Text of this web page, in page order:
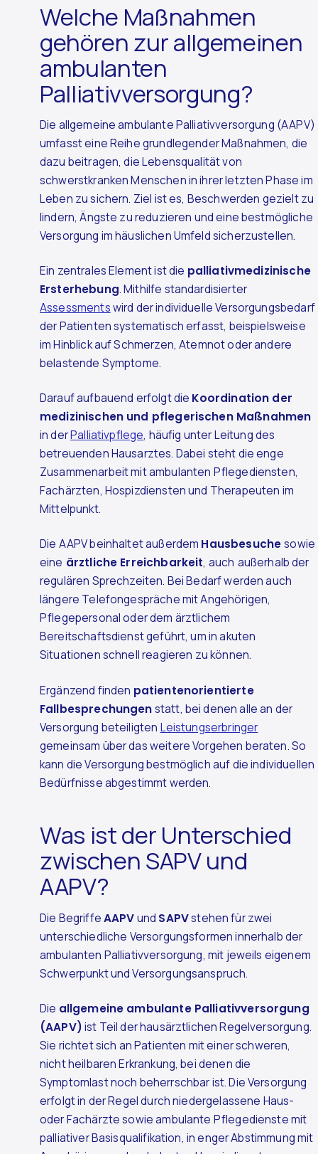
Welche Maßnahmen
gehören zur allgemeinen
ambulanten
Palliativversorgung?
Die allgemeine ambulante Palliativversorgung (AAPV)
umfasst eine Reihe grundlegender Maßnahmen, die
dazu beitragen, die Lebensqualität von
schwerstkranken Menschen in ihrer letzten Phase im
Leben zu sichern. Ziel ist es, Beschwerden gezielt zu
lindern, Ängste zu reduzieren und eine bestmögliche
Versorgung im häuslichen Umfeld sicherzustellen.
Ein zentrales Element ist die palliativmedizinische
Ersterhebung. Mithilfe standardisierter
Assessmentswird der individuelle Versorgungsbedarf
der Patienten systematisch erfasst, beispielsweise
im Hinblick auf Schmerzen, Atemnot oder andere
belastende Symptome.
Darauf aufbauend erfolgt die Koordination der
medizinischen und pflegerischen Maßnahmen
in derPalliativpflege, häufig unter Leitung des
betreuenden Hausarztes. Dabei steht die enge
Zusammenarbeit mit ambulanten Pflegediensten,
Fachärzten, Hospizdiensten und Therapeuten im
Mittelpunkt.
Die AAPV beinhaltet außerdem Hausbesuchesowie
eine ärztliche Erreichbarkeit, auch außerhalb der
regulären Sprechzeiten. Bei Bedarf werden auch
längere Telefongespräche mit Angehörigen,
Pflegepersonal oder dem ärztlichem
Bereitschaftsdienst geführt, um in akuten
Situationen schnell reagieren zu können.
Ergänzend finden patientenorientierte
Fallbesprechungenstatt, bei denen alle an der
Versorgung beteiligten Leistungserbringer
gemeinsam über das weitere Vorgehen beraten. So
kann die Versorgung bestmöglich auf die individuellen
Bedürfnisse abgestimmt werden.
Was ist der Unterschied
zwischen SAPV und
AAPV?
Die BegriffeAAPVund SAPVstehen für zwei
unterschiedliche Versorgungsformen innerhalb der
ambulanten Palliativversorgung, mit jeweils eigenem
Schwerpunkt und Versorgungsanspruch.
Die allgemeine ambulante Palliativversorgung
(AAPV)ist Teil der hausärztlichen Regelversorgung.
Sie richtet sich an Patienten mit einer schweren,
nicht heilbaren Erkrankung, bei denen die
Symptomlast noch beherrschbar ist. Die Versorgung
erfolgt in der Regel durch niedergelassene Haus-
oder Fachärzte sowie ambulante Pflegedienste mit
palliativer Basisqualifikation, in enger Abstimmung mit